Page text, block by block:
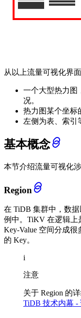
从以上流量可视化界
一个大型热力图
况。
热力图某个坐标
左侧为表、索引
基本概念
本节介绍流量可视化
Region
在 TiDB 集群中，数
例中。TiKV 在逻辑上
Key-Value 空间分成很
的 Key。
i
注意
关于 Region 的
TiDB 技术内幕 -